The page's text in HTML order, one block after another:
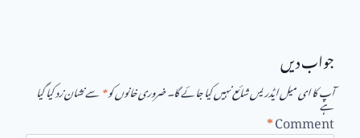
جواب دیں
آپ کا ای میل ایڈریس شائع نہیں کیا جائے گا۔ضروری خانوں کو*سے نشان زد کیا گیا ہے
Comment
*